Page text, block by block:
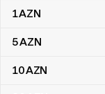
Tabel de conversie
1AZN
5AZN
10AZN